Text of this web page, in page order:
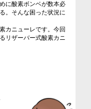
に酸素ボンベが数本必
。そんな困った状況に
カニューレです。今回
リザーバー式酸素カニ